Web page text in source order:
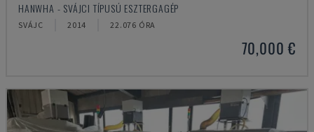
HANWHA - SVÁJCI TÍPUSÚ ESZTERGAGÉP
SVÁJC 2014 22.076 ÓRA
70,000 €